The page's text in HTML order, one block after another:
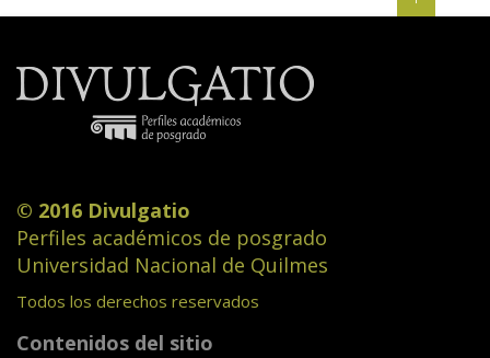
© 2016 Divulgatio
Perfiles académicos de posgrado
Universidad Nacional de Quilmes
Todos los derechos reservados
Contenidos del sitio